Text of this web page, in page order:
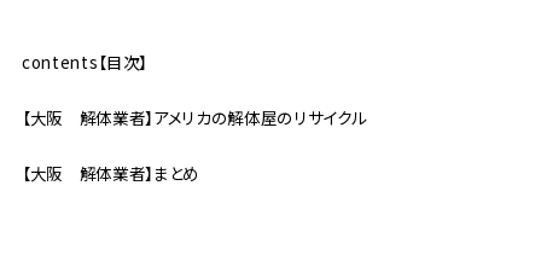
contents【目次】
【大阪 解体業者】アメリカの解体屋のリサイクル
【大阪 解体業者】まとめ